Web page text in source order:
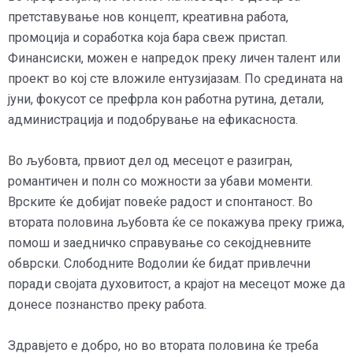
претставување нов концепт, креативна работа,
промоција и соработка која бара свеж пристап.
Финансиски, можен е напредок преку личен талент или
проект во кој сте вложиле ентузијазам. По средината на
јуни, фокусот се префрла кон работна рутина, детали,
администрација и подобрување на ефикасноста.
Во љубовта, првиот дел од месецот е разигран,
романтичен и полн со можности за убави моменти.
Врските ќе добијат повеќе радост и спонтаност. Во
втората половина љубовта ќе се покажува преку грижа,
помош и заедничко справување со секојдневните
обврски. Слободните Водолии ќе бидат привлечни
поради својата духовитост, а крајот на месецот може да
донесе познанство преку работа.
Здравјето е добро, но во втората половина ќе треба